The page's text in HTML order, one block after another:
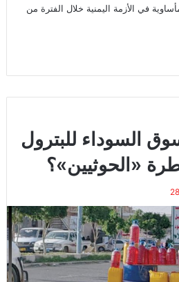
في الأزمة اليمنية خلال الفترة من
السوداء للبترول
«الحوثيين»؟